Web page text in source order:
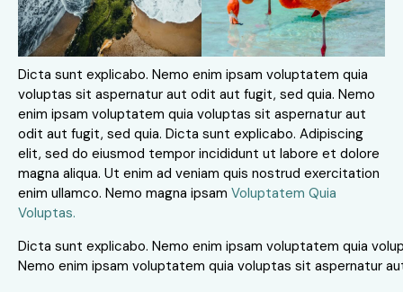
Dicta sunt explicabo. Nemo enim ipsam voluptatem quia
voluptas sit aspernatur aut odit aut fugit, sed quia. Nemo
enim ipsam voluptatem quia voluptas sit aspernatur aut
odit aut fugit, sed quia. Dicta sunt explicabo. Adipiscing
elit, sed do eiusmod tempor incididunt ut labore et dolore
magna aliqua. Ut enim ad veniam quis nostrud exercitation
enim ullamco. Nemo magna ipsam Voluptatem Quia
Voluptas.
Dicta sunt explicabo. Nemo enim ipsam voluptatem quia
Nemo enim ipsam voluptatem quia voluptas sit aspernatur